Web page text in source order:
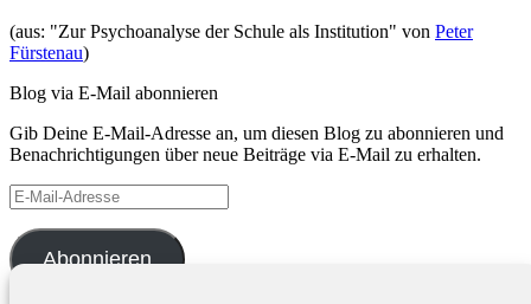
(aus: "Zur Psychoanalyse der Schule als Institution" von Peter
Fürstenau)
Blog via E-Mail abonnieren
Gib Deine E-Mail-Adresse an, um diesen Blog zu abonnieren und
Benachrichtigungen über neue Beiträge via E-Mail zu erhalten.
E-
Mail-
Adresse
Abonnieren